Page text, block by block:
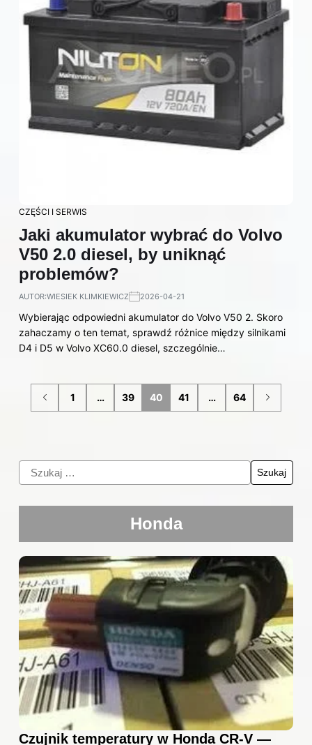
CZĘŚCI I SERWIS
Jaki akumulator wybrać do Volvo
V50 2.0 diesel, by uniknąć
problemów?
AUTOR:WIESIEK KLIMKIEWICZ 2026-04-21
Wybierając odpowiedni akumulator do Volvo V50 2. Skoro
zahaczamy o ten temat, sprawdź różnice między silnikami
D4 i D5 w Volvo XC60.0 diesel, szczególnie…
1 … 39 40 41 … 64
Honda
Czujnik temperatury w Honda CR-V —